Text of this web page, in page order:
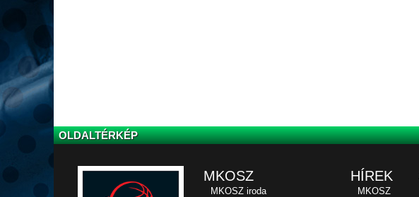
OLDALTÉRKÉP
MKOSZ
MKOSZ iroda
HÍREK
MKOSZ